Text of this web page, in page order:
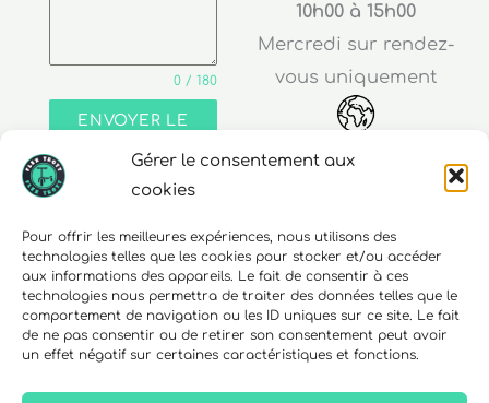
Gérer le consentement aux
cookies
Pour offrir les meilleures expériences, nous utilisons des
technologies telles que les cookies pour stocker et/ou accéder
aux informations des appareils. Le fait de consentir à ces
technologies nous permettra de traiter des données telles que le
comportement de navigation ou les ID uniques sur ce site. Le fait
de ne pas consentir ou de retirer son consentement peut avoir
un effet négatif sur certaines caractéristiques et fonctions.
0 / 180
ENVOYER LE
10h00 à 15h00
Mercredi sur rendez-
vous uniquement
30 rue Edouard Richard
68000 Colmar
Téléphone